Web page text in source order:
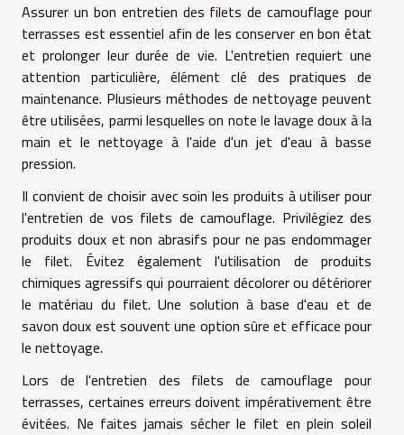
Assurer un bon entretien des filets de camouflage pour
terrasses est essentiel afin de les conserver en bon état
et prolonger leur durée de vie. L'entretien requiert une
attention particulière, élément clé des pratiques de
maintenance. Plusieurs méthodes de nettoyage peuvent
être utilisées, parmi lesquelles on note le lavage doux à la
main et le nettoyage à l'aide d'un jet d'eau à basse
pression.
Il convient de choisir avec soin les produits à utiliser pour
l'entretien de vos filets de camouflage. Privilégiez des
produits doux et non abrasifs pour ne pas endommager
le filet. Évitez également l'utilisation de produits
chimiques agressifs qui pourraient décolorer ou détériorer
le matériau du filet. Une solution à base d'eau et de
savon doux est souvent une option sûre et efficace pour
le nettoyage.
Lors de l'entretien des filets de camouflage pour
terrasses, certaines erreurs doivent impérativement être
évitées. Ne faites jamais sécher le filet en plein soleil